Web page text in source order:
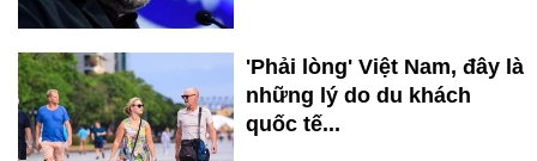
'Phải lòng' Việt Nam, đây là
những lý do du khách
quốc tế...